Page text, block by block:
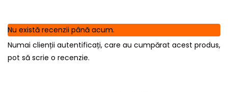
Nu există recenzii până acum.
Numai clienții autentificați, care au cumpărat acest produs,
pot să scrie o recenzie.